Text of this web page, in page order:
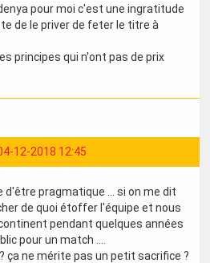
pour moi c'est une ingratitude
de le priver de feter le titre à
principes qui n'ont pas de prix
12-2018 12:45
d'être pragmatique ... si on me dit
de quoi étoffer l'équipe et nous
pendant quelques années
pour un match ....
ça ne mérite pas un petit sacrifice ?